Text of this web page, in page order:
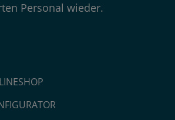
Personal wieder.